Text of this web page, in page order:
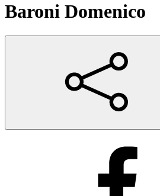
Baroni Domenico